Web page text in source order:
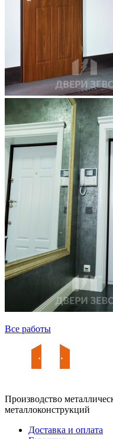
Все работы
Производство
металлоконструкций
Доставка и оплата